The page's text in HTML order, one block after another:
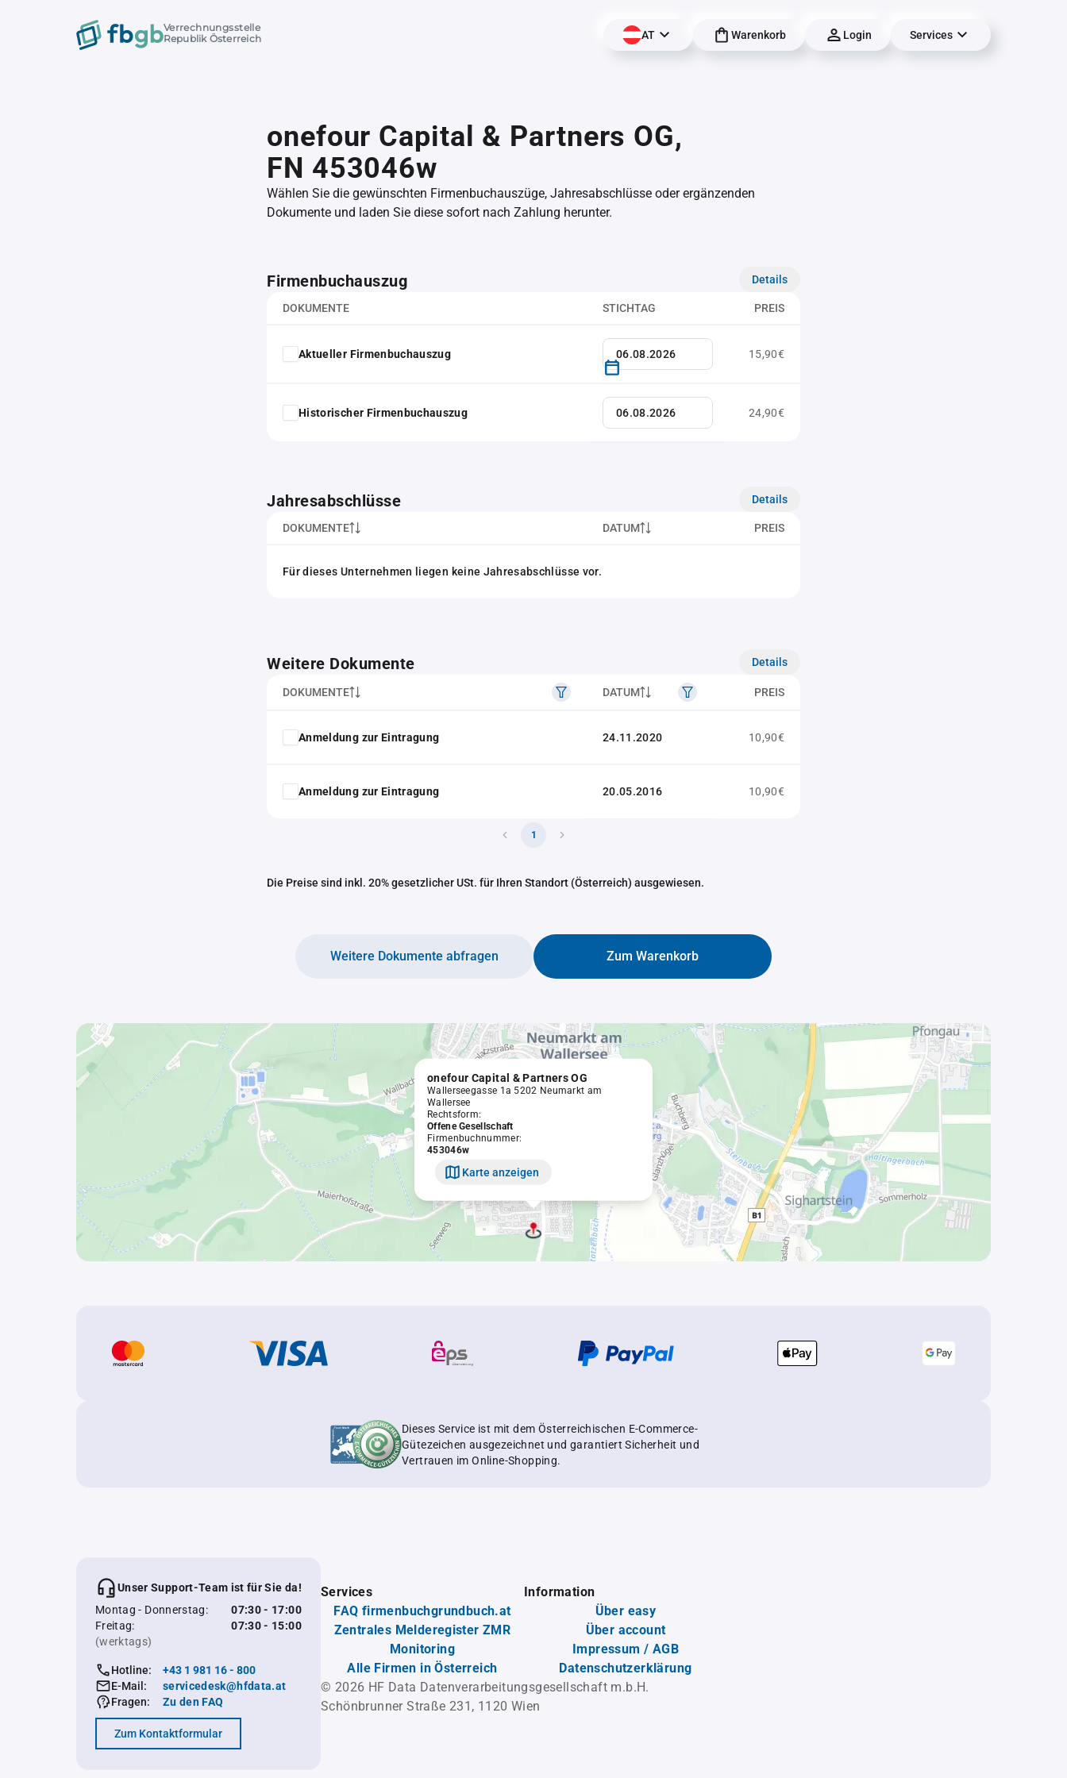
Verrechnungsstelle
Republik Österreich
AT Warenkorb Login Services
onefour Capital & Partners OG,
FN 453046w
Wählen Sie die gewünschten Firmenbuchauszüge, Jahresabschlüsse oder ergänzenden
Dokumente und laden Sie diese sofort nach Zahlung herunter.
Firmenbuchauszug Details
DOKUMENTE STICHTAG PREIS
Aktueller Firmenbuchauszug 15,90€
Historischer Firmenbuchauszug 24,90€
Jahresabschlüsse Details
DOKUMENTE DATUM PREIS
Für dieses Unternehmen liegen keine Jahresabschlüsse vor.
Weitere Dokumente Details
DOKUMENTE DATUM PREIS
Anmeldung zur Eintragung 24.11.2020 10,90€
Anmeldung zur Eintragung 20.05.2016 10,90€
1
Die Preise sind inkl. 20% gesetzlicher USt. für Ihren Standort (Österreich) ausgewiesen.
Zum Warenkorb
Weitere Dokumente abfragen
onefour Capital & Partners OG
Wallerseegasse 1a 5202 Neumarkt am
Wallersee
Rechtsform:
Offene Gesellschaft
Firmenbuchnummer:
453046w
Karte anzeigen
Dieses Service ist mit dem Österreichischen E-Commerce-
Gütezeichen ausgezeichnet und garantiert Sicherheit und
Vertrauen im Online-Shopping.
Unser Support-Team ist für Sie da!
Montag - Donnerstag:
07:30 - 17:00
Freitag:
07:30 - 15:00
(werktags)
Hotline:
+43 1 981 16 - 800
E-Mail:
servicedesk@hfdata.at
Fragen:
Zu den FAQ
Zum Kontaktformular
Services
FAQ firmenbuchgrundbuch.at
Zentrales Melderegister ZMR
Monitoring
Alle Firmen in Österreich
Information
Über easy
Über account
Impressum / AGB
Datenschutzerklärung
© 2026 HF Data Datenverarbeitungsgesellschaft m.b.H.
Schönbrunner Straße 231, 1120 Wien